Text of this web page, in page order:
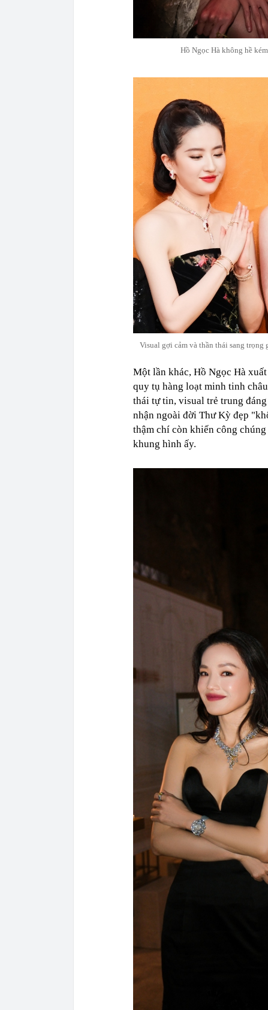
Hồ Ngọc Hà không hề
Visual gợi cảm và thần thái sang
Một lần khác, Hồ Ngọc Hà
quy tụ hàng loạt minh tinh
thái tự tin, visual trẻ trung
nhận ngoài đời Thư Kỳ đẹp
thậm chí còn khiến công
khung hình ấy.